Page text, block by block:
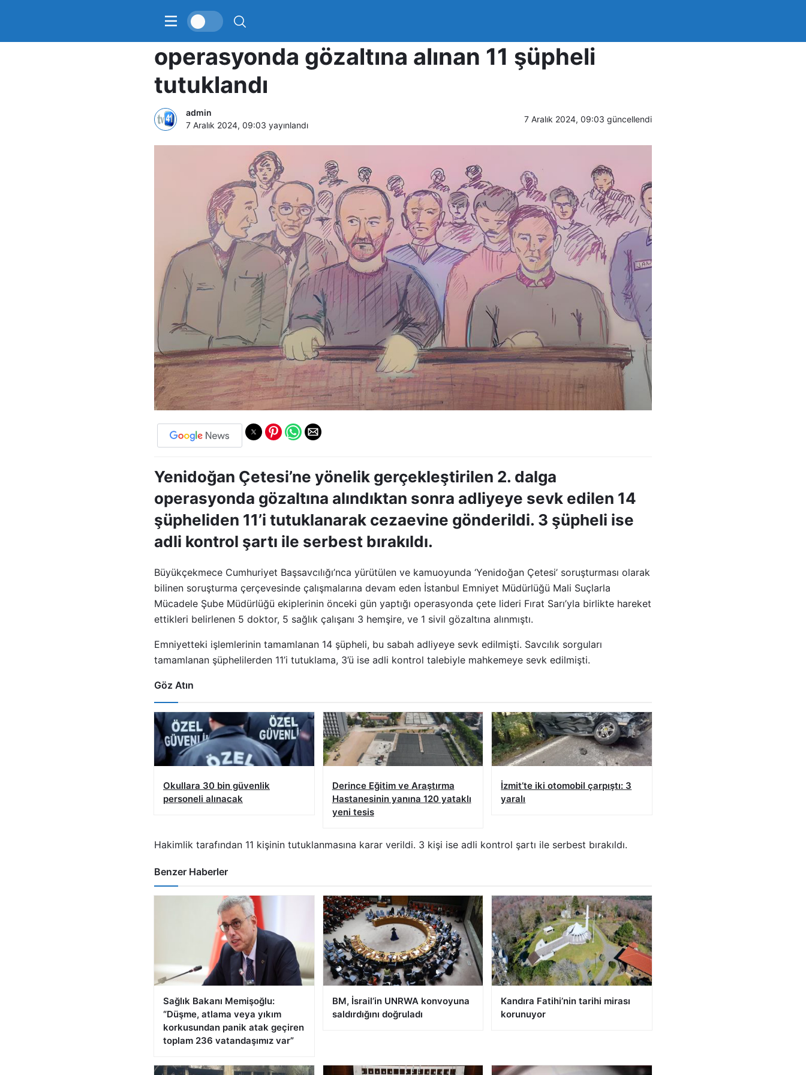
Yenidoğan Çetesi’ne düzenlenen 2. dalga
operasyonda gözaltına alınan 11 şüpheli
tutuklandı
admin
7 Aralık 2024, 09:03 yayınlandı
7 Aralık 2024, 09:03 güncellendi
Yenidoğan Çetesi’ne yönelik gerçekleştirilen 2. dalga
operasyonda gözaltına alındıktan sonra adliyeye sevk edilen 14
şüpheliden 11’i tutuklanarak cezaevine gönderildi. 3 şüpheli ise
adli kontrol şartı ile serbest bırakıldı.
Büyükçekmece Cumhuriyet Başsavcılığı’nca yürütülen ve kamuoyunda ‘Yenidoğan Çetesi’ soruşturması olarak
bilinen soruşturma çerçevesinde çalışmalarına devam eden İstanbul Emniyet Müdürlüğü Mali Suçlarla
Mücadele Şube Müdürlüğü ekiplerinin önceki gün yaptığı operasyonda çete lideri Fırat Sarı’yla birlikte hareket
ettikleri belirlenen 5 doktor, 5 sağlık çalışanı 3 hemşire, ve 1 sivil gözaltına alınmıştı.
Emniyetteki işlemlerinin tamamlanan 14 şüpheli, bu sabah adliyeye sevk edilmişti. Savcılık sorguları
tamamlanan şüphelilerden 11’i tutuklama, 3’ü ise adli kontrol talebiyle mahkemeye sevk edilmişti.
Göz Atın
Okullara 30 bin güvenlik
personeli alınacak
Derince Eğitim ve Araştırma
Hastanesinin yanına 120 yataklı
yeni tesis
İzmit’te iki otomobil çarpıştı: 3
yaralı
Hakimlik tarafından 11 kişinin tutuklanmasına karar verildi. 3 kişi ise adli kontrol şartı ile serbest bırakıldı.
Benzer Haberler
Sağlık Bakanı Memişoğlu:
“Düşme, atlama veya yıkım
korkusundan panik atak geçiren
toplam 236 vatandaşımız var”
BM, İsrail’in UNRWA konvoyuna
saldırdığını doğruladı
Kandıra Fatihi’nin tarihi mirası
korunuyor